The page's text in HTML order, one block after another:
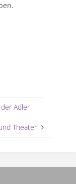
Adler
Theater